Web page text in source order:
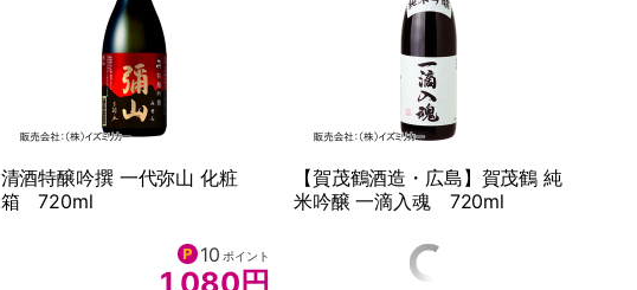
清酒特醸吟撰 一代弥山 化粧
箱 720ml
10 ポイント
【賀茂鶴酒造・広島】賀茂鶴 純
米吟醸 一滴入魂 720ml